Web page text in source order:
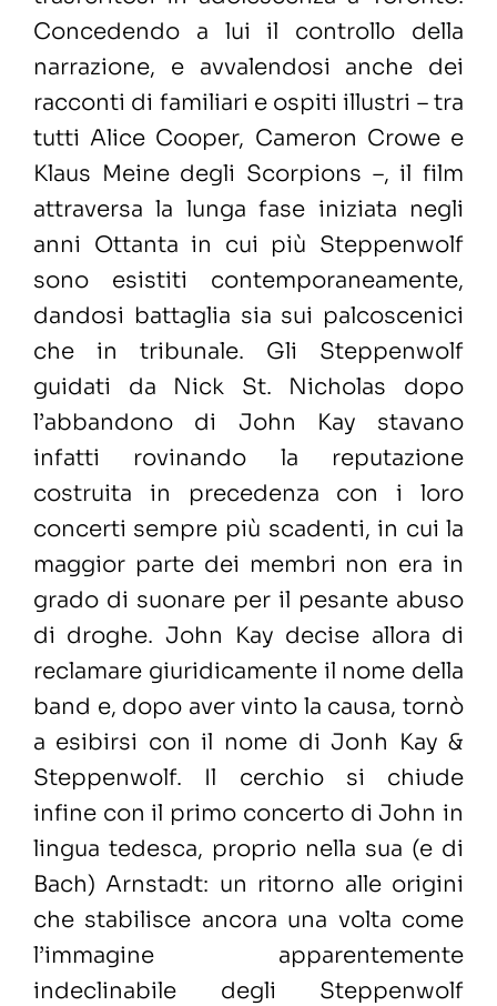
Concedendo a lui il controllo della
narrazione, e avvalendosi anche dei
racconti di familiari e ospiti illustri – tra
tutti Alice Cooper, Cameron Crowe e
Klaus Meine degli Scorpions –, il film
attraversa la lunga fase iniziata negli
anni Ottanta in cui più Steppenwolf
sono esistiti contemporaneamente,
dandosi battaglia sia sui palcoscenici
che in tribunale. Gli Steppenwolf
guidati da Nick St. Nicholas dopo
l’abbandono di John Kay stavano
infatti rovinando la reputazione
costruita in precedenza con i loro
concerti sempre più scadenti, in cui la
maggior parte dei membri non era in
grado di suonare per il pesante abuso
di droghe. John Kay decise allora di
reclamare giuridicamente il nome della
band e, dopo aver vinto la causa, tornò
a esibirsi con il nome di Jonh Kay &
Steppenwolf. Il cerchio si chiude
infine con il primo concerto di John in
lingua tedesca, proprio nella sua (e di
Bach) Arnstadt: un ritorno alle origini
che stabilisce ancora una volta come
l’immagine apparentemente
indeclinabile degli Steppenwolf